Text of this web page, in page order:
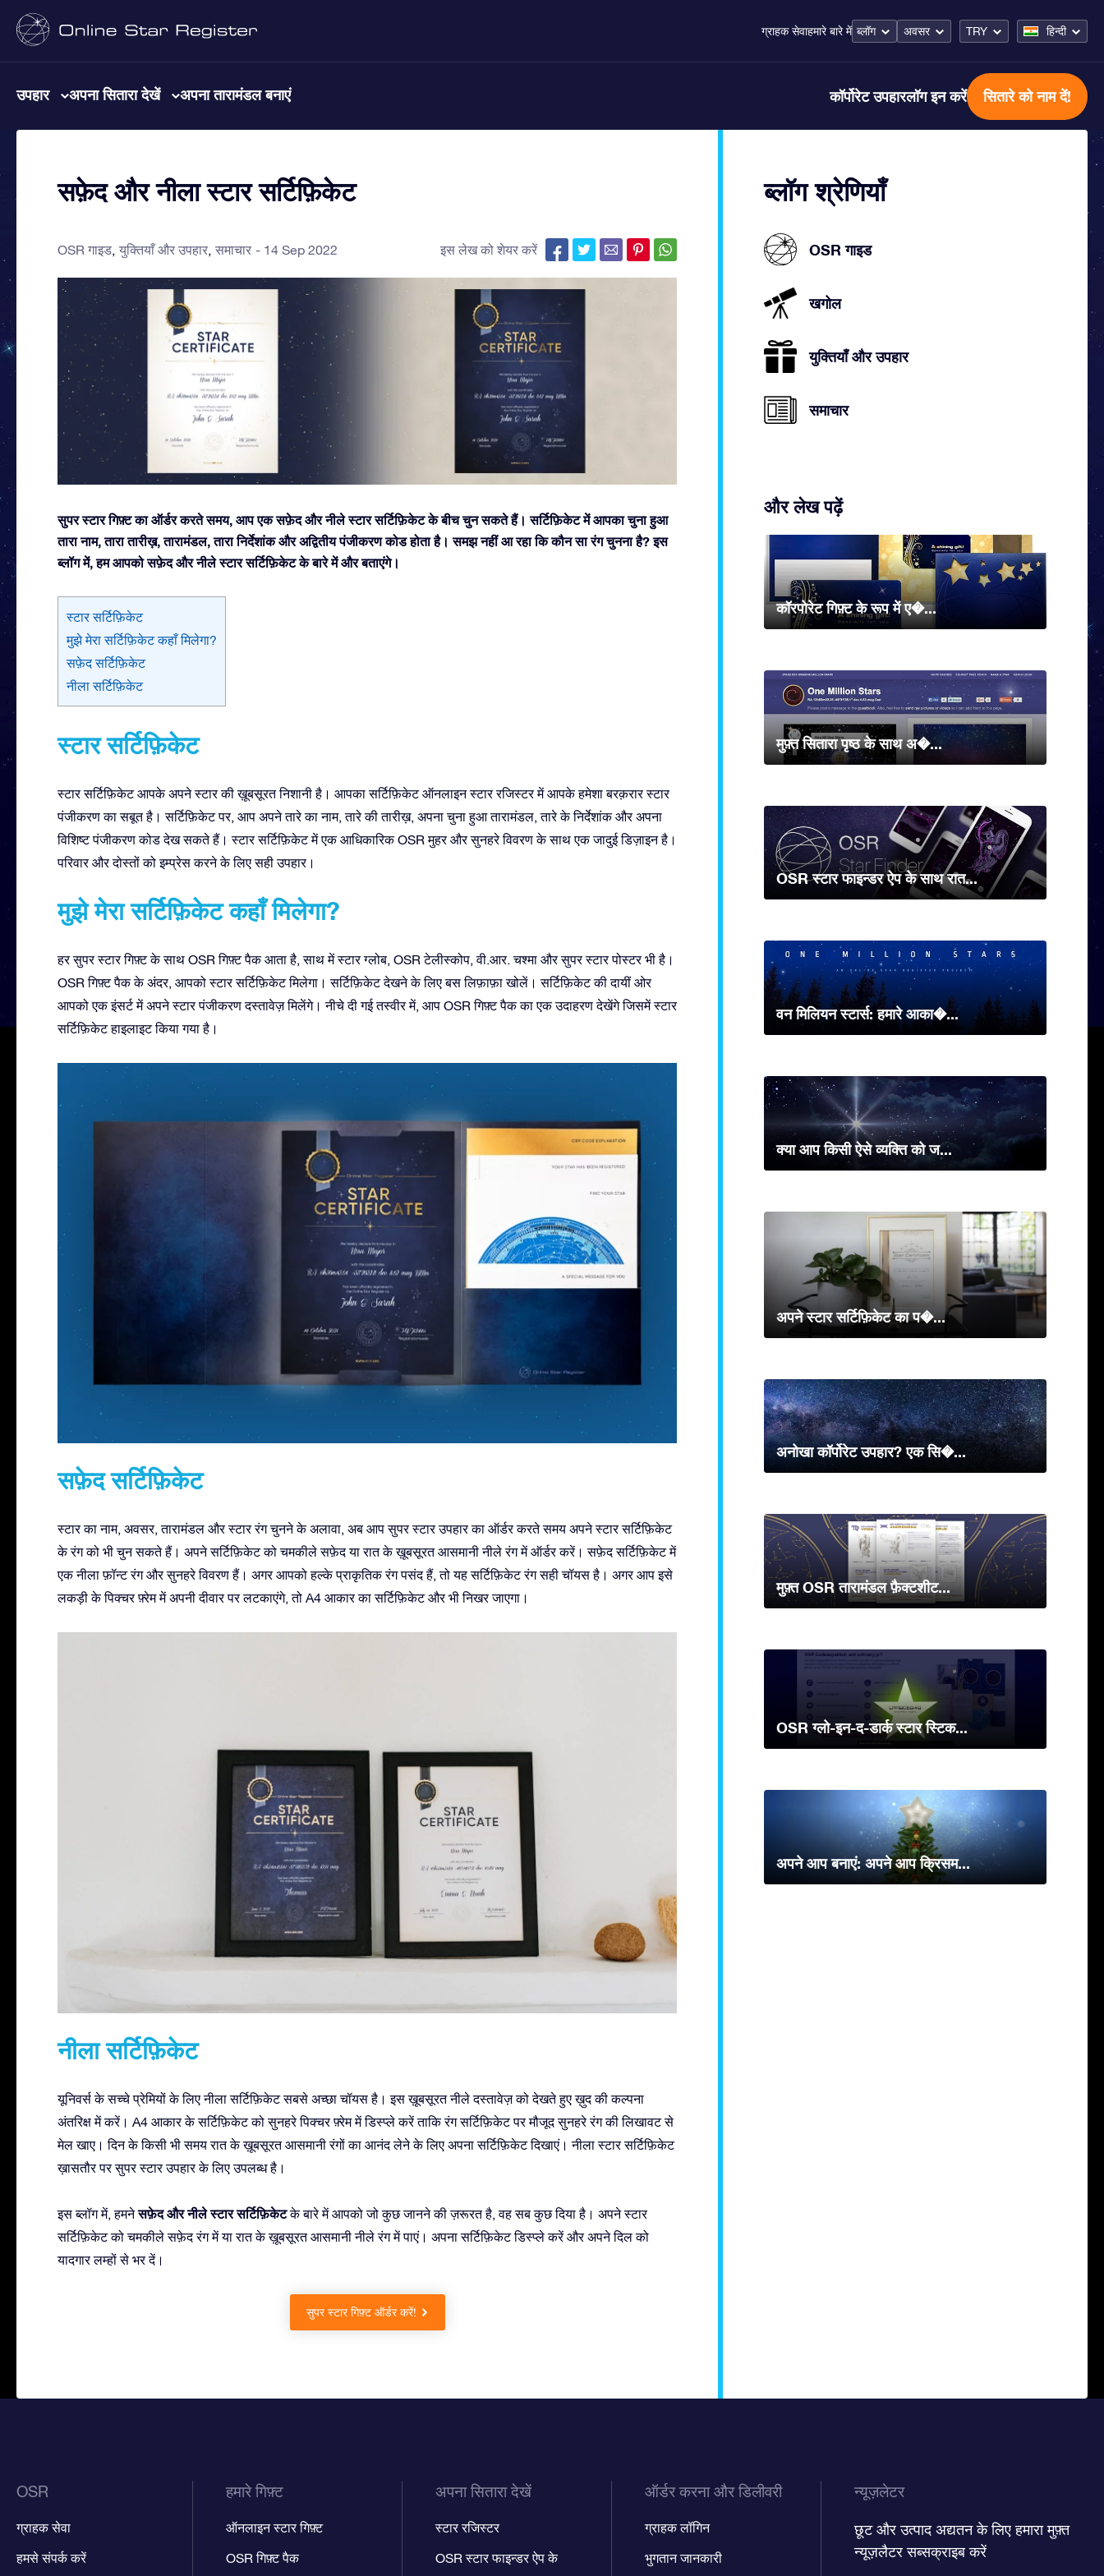
ग्राहक सेवाहमारे बारे में ब्लॉग अवसर TRY हिन्दी
उपहार अपना सितारा देखें अपना तारामंडल बनाएं कॉर्पोरेट उपहारलॉग इन करें सितारे को नाम दें!
सफ़ेद और नीला स्टार सर्टिफ़िकेट
OSR गाइड युक्तियाँ और उपहार समाचार 14 Sep 2022 इस लेख को शेयर करें
सुपर स्टार गिफ़्ट का ऑर्डर करते समय, आप एक सफ़ेद और नीले स्टार सर्टिफ़िकेट के बीच चुन सकते हैं। सर्टिफ़िकेट में आपका चुना हुआ
तारा नाम, तारा तारीख़, तारामंडल, तारा निर्देशांक और अद्वितीय पंजीकरण कोड होता है। समझ नहीं आ रहा कि कौन सा रंग चुनना है? इस
ब्लॉग में, हम आपको सफ़ेद और नीले स्टार सर्टिफ़िकेट के बारे में और बताएंगे।
स्टार सर्टिफ़िकेट
मुझे मेरा सर्टिफ़िकेट कहाँ मिलेगा?
सफ़ेद सर्टिफ़िकेट
नीला सर्टिफ़िकेट
स्टार सर्टिफ़िकेट
स्टार सर्टिफ़िकेट आपके अपने स्टार की ख़ूबसूरत निशानी है। आपका सर्टिफ़िकेट ऑनलाइन स्टार रजिस्टर में आपके हमेशा बरक़रार स्टार
पंजीकरण का सबूत है। सर्टिफ़िकेट पर, आप अपने तारे का नाम, तारे की तारीख़, अपना चुना हुआ तारामंडल, तारे के निर्देशांक और अपना
विशिष्ट पंजीकरण कोड देख सकते हैं। स्टार सर्टिफ़िकेट में एक आधिकारिक OSR मुहर और सुनहरे विवरण के साथ एक जादुई डिज़ाइन है।
परिवार और दोस्तों को इम्प्रेस करने के लिए सही उपहार।
मुझे मेरा सर्टिफ़िकेट कहाँ मिलेगा?
हर सुपर स्टार गिफ़्ट के साथ OSR गिफ़्ट पैक आता है, साथ में स्टार ग्लोब, OSR टेलीस्कोप, वी.आर. चश्मा और सुपर स्टार पोस्टर भी है।
OSR गिफ़्ट पैक के अंदर, आपको स्टार सर्टिफ़िकेट मिलेगा। सर्टिफ़िकेट देखने के लिए बस लिफ़ाफ़ा खोलें। सर्टिफ़िकेट की दायीं ओर
आपको एक इंसर्ट में अपने स्टार पंजीकरण दस्तावेज़ मिलेंगे। नीचे दी गई तस्वीर में, आप OSR गिफ़्ट पैक का एक उदाहरण देखेंगे जिसमें स्टार
सर्टिफ़िकेट हाइलाइट किया गया है।
सफ़ेद सर्टिफ़िकेट
स्टार का नाम, अवसर, तारामंडल और स्टार रंग चुनने के अलावा, अब आप सुपर स्टार उपहार का ऑर्डर करते समय अपने स्टार सर्टिफ़िकेट
के रंग को भी चुन सकते हैं। अपने सर्टिफ़िकेट को चमकीले सफ़ेद या रात के ख़ूबसूरत आसमानी नीले रंग में ऑर्डर करें। सफ़ेद सर्टिफ़िकेट में
एक नीला फ़ॉन्ट रंग और सुनहरे विवरण हैं। अगर आपको हल्के प्राकृतिक रंग पसंद हैं, तो यह सर्टिफ़िकेट रंग सही चॉयस है। अगर आप इसे
लकड़ी के पिक्चर फ़्रेम में अपनी दीवार पर लटकाएंगे, तो A4 आकार का सर्टिफ़िकेट और भी निखर जाएगा।
नीला सर्टिफ़िकेट
यूनिवर्स के सच्चे प्रेमियों के लिए नीला सर्टिफ़िकेट सबसे अच्छा चॉयस है। इस ख़ूबसूरत नीले दस्तावेज़ को देखते हुए ख़ुद की कल्पना
अंतरिक्ष में करें। A4 आकार के सर्टिफ़िकेट को सुनहरे पिक्चर फ़्रेम में डिस्प्ले करें ताकि रंग सर्टिफ़िकेट पर मौजूद सुनहरे रंग की लिखावट से
मेल खाए। दिन के किसी भी समय रात के ख़ूबसूरत आसमानी रंगों का आनंद लेने के लिए अपना सर्टिफ़िकेट दिखाएं। नीला स्टार सर्टिफ़िकेट
ख़ासतौर पर सुपर स्टार उपहार के लिए उपलब्ध है।
इस ब्लॉग में, हमनेसफ़ेद और नीले स्टार सर्टिफ़िकेटके बारे में आपको जो कुछ जानने की ज़रूरत है, वह सब कुछ दिया है। अपने स्टार
सर्टिफ़िकेट को चमकीले सफ़ेद रंग में या रात के ख़ूबसूरत आसमानी नीले रंग में पाएं। अपना सर्टिफ़िकेट डिस्प्ले करें और अपने दिल को
यादगार लम्हों से भर दें।
सुपर स्टार गिफ़्ट ऑर्डर करें!
ब्लॉग श्रेणियाँ
OSR गाइड
खगोल
युक्तियाँ और उपहार
समाचार
और लेख पढ़ें
कॉरपोरेट गिफ़्ट के रूप में ए�...
मुफ़्त सितारा पृष्ठ के साथ अ�...
OSR स्टार फाइन्डर ऐप के साथ रात...
वन मिलियन स्टार्स: हमारे आका�...
क्या आप किसी ऐसे व्यक्ति को ज...
अपने स्टार सर्टिफ़िकेट का प�...
अनोखा कॉर्पोरेट उपहार? एक सि�...
मुफ़्त OSR तारामंडल फ़ैक्टशीट...
OSR ग्लो-इन-द-डार्क स्टार स्टिक...
अपने आप बनाएं: अपने आप क्रिसम...
OSR
ग्राहक सेवा
हमसे संपर्क करें
हमारे गिफ़्ट
ऑनलाइन स्टार गिफ़्ट
OSR गिफ़्ट पैक
अपना सितारा देखें
स्टार रजिस्टर
OSR स्टार फाइन्डर ऐप के
ऑर्डर करना और डिलीवरी
ग्राहक लॉगिन
भुगतान जानकारी
न्यूज़लेटर
छूट और उत्पाद अद्यतन के लिए हमारा मुफ़्त
न्यूज़लैटर सब्सक्राइब करें